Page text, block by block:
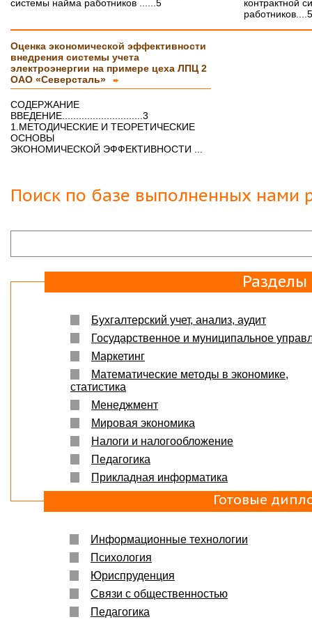
Защита прошла на отлично. Спасибо большое :)
Яна
06.10.2017
что нужно!!!!!
Спасибо, что ВЫ есть!!!
системы найма работников ......5
контрактной
работников....5
Оценка экономической эффективности
внедрения системы учета
электроэнергии на примере цеха ЛПЦ 2
ОАО «Северсталь»
➨
СОДЕРЖАНИЕ
ВВЕДЕНИЕ.............................3
1.МЕТОДИЧЕСКИЕ И ТЕОРЕТИЧЕСКИЕ
ОСНОВЫ
ЭКОНОМИЧЕСКОЙ ЭФФЕКТИВНОСТИ ...
Поиск по базе выполненных нами
Бухгалтерский учет, анализ, аудит
Государственное и муниципальное
Маркетинг
Математические методы в экономике,
статистика
Менеджмент
Мировая экономика
Налоги и налогообложение
Педагогика
Прикладная информатика
Готовые
Информационные технологии
Психология
Юриспруденция
Связи с общественностью
Педагогика